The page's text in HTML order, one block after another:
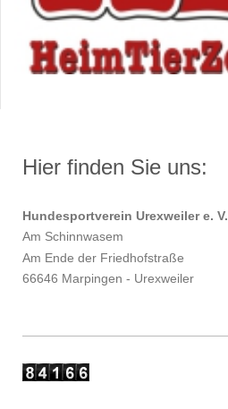
Hier finden Sie uns:
Hundesportverein Urexweiler e. V.
Am Schinnwasem
Am Ende der Friedhofstraße
66646 Marpingen - Urexweiler